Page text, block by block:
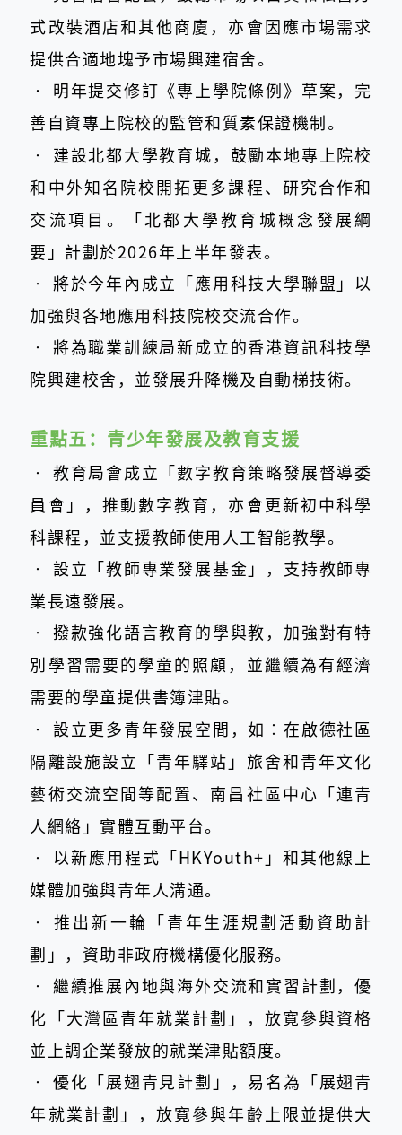
式改裝酒店和其他商廈，亦會因應市場需求
提供合適地塊予市場興建宿舍。
‧
明年提交修訂《專上學院條例》草案，完
善自資專上院校的監管和質素保證機制。
‧ 建設北都大學教育城，鼓勵本地專上院校
和中外知名院校開拓更多課程、研究合作和
交流項目。「北都大學教育城概念發展綱
要」計劃於2026年上半年發表。
‧ 將於今年內成立「應用科技大學聯盟」以
加強與各地應用科技院校交流合作。
‧ 將為職業訓練局新成立的香港資訊科技學
院興建校舍，並發展升降機及自動梯技術。
重點五： 青少年發展及教育支援
‧ 教育局會成立「數字教育策略發展督導委
員會」，推動數字教育，亦會更新初中科學
科課程，並支援教師使用人工智能教學。
‧ 設立「教師專業發展基金」，支持教師專
業長遠發展。
‧ 撥款強化語言教育的學與教，加強對有特
別學習需要的學童的照顧，並繼續為有經濟
需要的學童提供書簿津貼。
‧ 設立更多青年發展空間，如︰在啟德社區
隔離設施設立「青年驛站」旅舍和青年文化
藝術交流空間等配置、南昌社區中心「連青
人網絡」實體互動平台。
‧
以新應用程式「HKYouth+」和其他線上
媒體加強與青年人溝通。
‧ 推出新一輪「青年生涯規劃活動資助計
劃」，資助非政府機構優化服務。
‧ 繼續推展內地與海外交流和實習計劃，優
化「大灣區青年就業計劃」，放寛參與資格
並上調企業發放的就業津貼額度。
‧ 優化「展翅青見計劃」，易名為「展翅青
年就業計劃」，放寛參與年齡上限並提供大